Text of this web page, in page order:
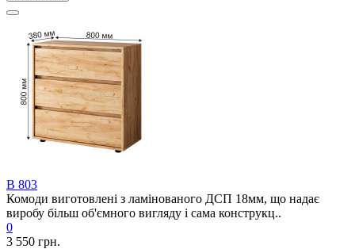
В 803
Комоди виготовлені з ламінованого ДСП 18мм, що надає
виробу більш об'ємного вигляду і сама конструкц..
0
3 550 грн.